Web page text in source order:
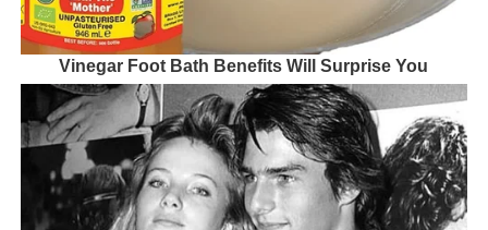
Vinegar Foot Bath Benefits Will Surprise You